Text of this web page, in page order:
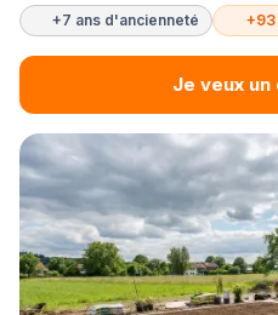
+7 ans d'ancienneté +93
Je veux